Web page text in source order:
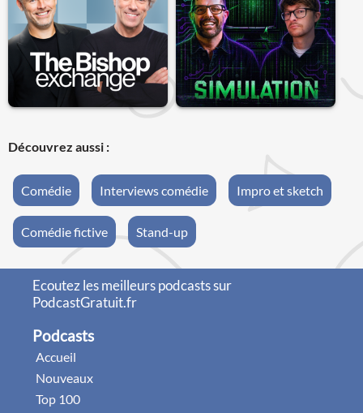
Découvrez aussi :
Comédie Interviews comédie Impro et sketch
Comédie fictive Stand-up
Ecoutez les meilleurs podcasts sur
PodcastGratuit.fr
Podcasts
Accueil
Nouveaux
Top 100